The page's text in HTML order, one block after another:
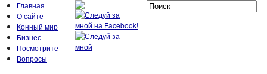
Главная
О сайте
Конный мир
Бизнес
Посмотрите
Вопросы